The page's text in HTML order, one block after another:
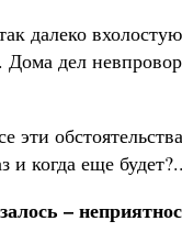
далеко
дел
эти
и когда еще будет?..
–